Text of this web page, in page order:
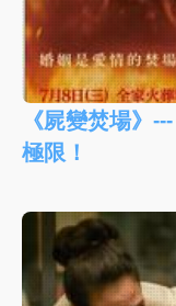
《屍變焚場》
極限！